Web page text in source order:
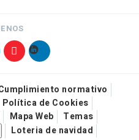
normativo
Política de Cookies
Mapa Web
Temas
Loteria de navidad